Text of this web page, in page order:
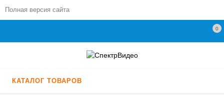
Полная версия сайта
0
КАТАЛОГ ТОВАРОВ